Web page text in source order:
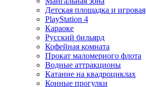
Детская площадка и игровая
PlayStation 4
Караоке
Русский бильярд
Кофейная комната
Прокат маломерного флота
Водные аттракционы
Катание на квадроциклах
Конные прогулки